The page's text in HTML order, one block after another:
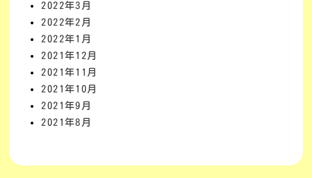
2022年3月
2022年2月
2022年1月
2021年12月
2021年11月
2021年10月
2021年9月
2021年8月